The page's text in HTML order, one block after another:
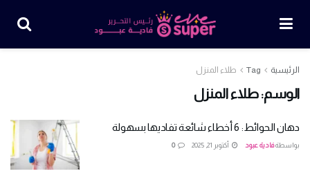
الرئيسية Tag طلاء المنزل
الوسم:طلاء المنزل
دهان الحوائط: 6 أخطاء شائعة تفاديها بسهولة
بواسطةفادية عبود أكتوبر 21, 2025 0